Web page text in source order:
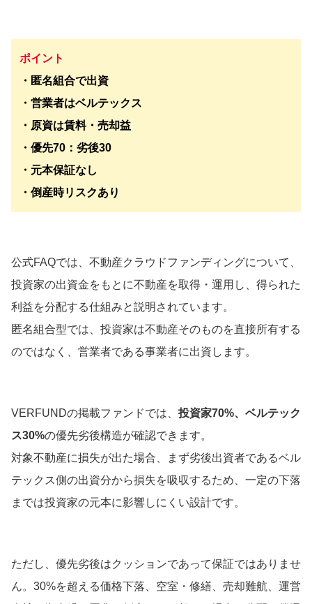
ポイント
・匿名組合で出資
・営業者はベルテックス
・原資は賃料・売却益
・優先70：劣後30
・元本保証なし
・倒産時リスクあり
公式FAQでは、不動産クラウドファンディングについて、
投資家の出資金をもとに不動産を取得・運用し、得られた
利益を分配する仕組みと説明されています。
匿名組合型では、投資家は不動産そのものを直接所有する
のではなく、営業者である事業者に出資します。
VERFUNDの掲載ファンドでは、 投資家70%、ベルテック
ス30%の優先劣後構造が確認できます。
対象不動産に損失が出た場合、まず劣後出資者であるベル
テックス側の出資分から損失を吸収するため、一定の下落
までは投資家の元本に影響しにくい設計です。
ただし、優先劣後はクッションであって保証ではありませ
ん。30%を超える価格下落、空室・修繕、売却難航、運営